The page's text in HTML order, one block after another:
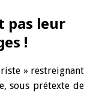
pas leur
!
» restreignant
sous prétexte de